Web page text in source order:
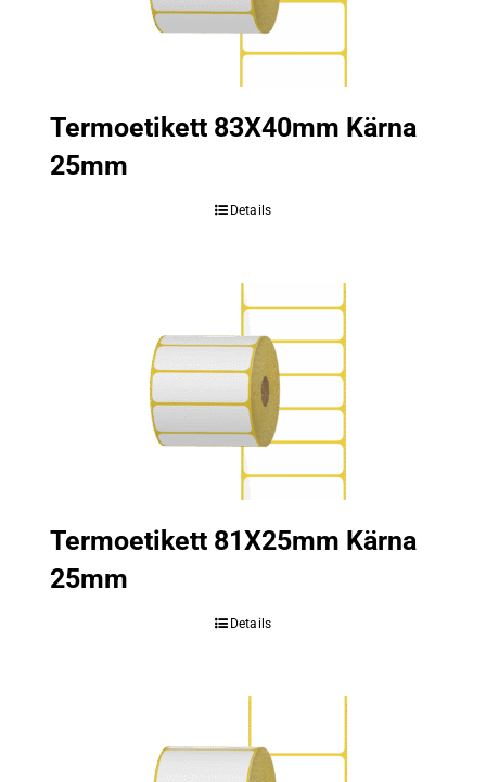
Termoetikett 83X40mm Kärna
25mm
Details
Termoetikett 81X25mm Kärna
25mm
Details